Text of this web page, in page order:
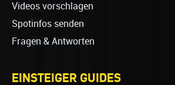
Videos vorschlagen
Spotinfos senden
Fragen & Antworten
EINSTEIGER GUIDES